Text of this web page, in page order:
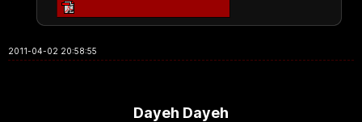
2011-04-02 20:58:55
Dayeh Dayeh